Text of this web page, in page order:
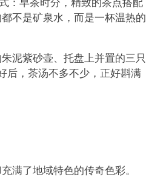
：早茶时分，精致的茶点搭配
不是矿泉水，而是一杯温热的
泥紫砂壶、托盘上并置的三只
后，茶汤不多不少，正好斟满
满了地域特色的传奇色彩。